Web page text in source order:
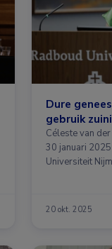
Dure
gebruik
Céleste van
30 januari
Universiteit
20 okt. 2025